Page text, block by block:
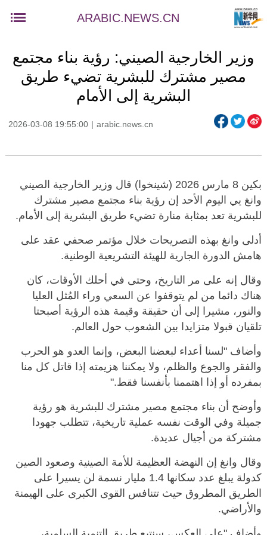
ARABIC.NEWS.CN
وزير الخارجية الصيني: رؤية بناء مجتمع
مصير مشترك للبشرية تضيء طريق
البشرية إلى الأمام
2026-03-08 19:55:00 | arabic.news.cn
بكين 8 مارس 2026 (شينخوا) قال وزير الخارجية الصيني
وانغ يي اليوم الأحد إن رؤية بناء مجتمع مصير مشترك
للبشرية تعد بمثابة منارة تضيء طريق البشرية إلى الأمام.
أدلى وانغ بهذه التصريحات خلال مؤتمر صحفي عقد على
هامش الدورة الجارية للهيئة التشريعية الوطنية.
وقال إنه على مر التاريخ، وحتى في أحلك الأوقات، كان
هناك دائما من لم يتوقفوا عن السعي وراء المُثل العليا
والنور، مشيرا إلى أن حقيقة وقيمة هذه الرؤية أصبحتا
تلقيان قبولا متزايدا بين الشعوب حول العالم.
وأضاف "لسنا أعداء لبعضنا البعض، وإنما العدو هو الحرب
والفقر والجوع والظلم، ولا يمكننا هزيمته إذا قاتل كل منا
بمفرده أو إذا اهتممنا بأنفسنا فقط."
وأوضح أن بناء مجتمع مصير مشترك للبشرية هو رؤية
جميلة وفي الوقت نفسه عملية تاريخية، تتطلب جهودا
مشتركة من أجيال عديدة.
وقال وانغ إن النهضة العظيمة للأمة الصينية وصعود الصين
كدولة يبلغ عدد سكانها 1.4 مليار نسمة لن يسيرا على
الطريق المطروق حيث تتنافس القوى الكبرى على الهيمنة
والأراضي.